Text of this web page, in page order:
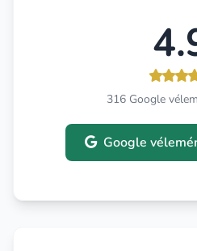
316 Google
Google